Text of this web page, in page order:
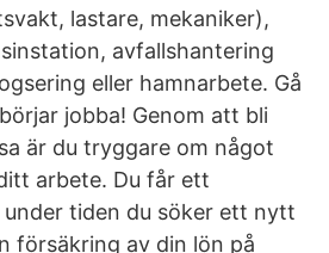
lastare, mekaniker),
avfallshantering
eller hamnarbete. Gå
jobba! Genom att bli
är du tryggare om något
arbete. Du får ett
tiden du söker ett nytt
försäkring av din lön på